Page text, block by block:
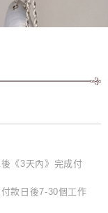
《3天內》完成付
款日後7-30個工作